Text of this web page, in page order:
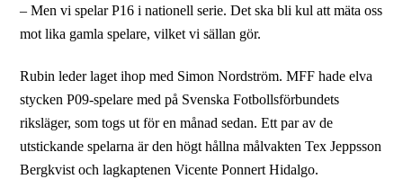
– Men vi spelar P16 i nationell serie. Det ska bli kul att mäta oss
mot lika gamla spelare, vilket vi sällan gör.
Rubin leder laget ihop med Simon Nordström. MFF hade elva
stycken P09-spelare med på Svenska Fotbollsförbundets
riksläger, som togs ut för en månad sedan. Ett par av de
utstickande spelarna är den högt hållna målvakten Tex Jeppsson
Bergkvist och lagkaptenen Vicente Ponnert Hidalgo.